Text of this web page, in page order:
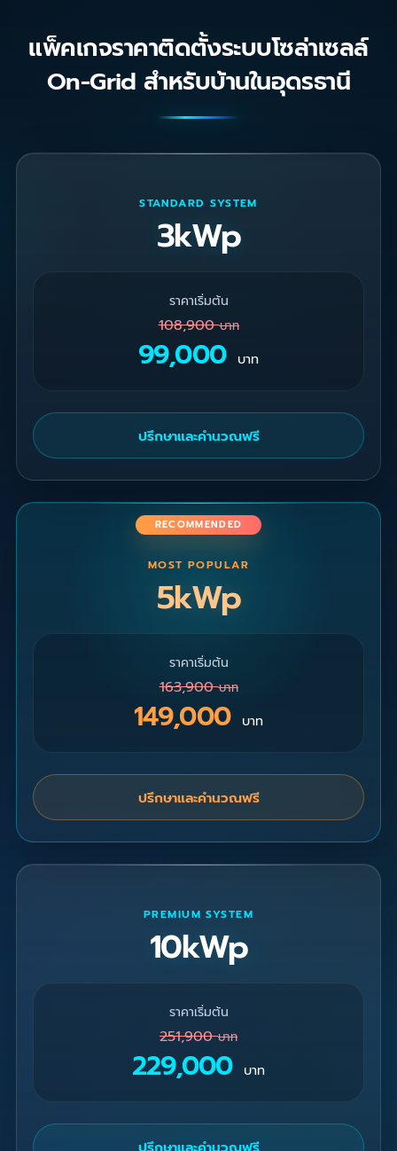
แพ็คเกจราคาติดตั้งระบบโซล่าเซลล์
On-Grid สำหรับบ้านในอุดรธานี
STANDARD SYSTEM
3kWp
ราคาเริ่มต้น
108,900บาท
99,000 บาท
ปรึกษาและคำนวณฟรี
RECOMMENDED
MOST POPULAR
5kWp
ราคาเริ่มต้น
163,900บาท
149,000 บาท
ปรึกษาและคำนวณฟรี
PREMIUM SYSTEM
10kWp
ราคาเริ่มต้น
251,900บาท
229,000 บาท
ปรึกษาและคำนวณฟรี